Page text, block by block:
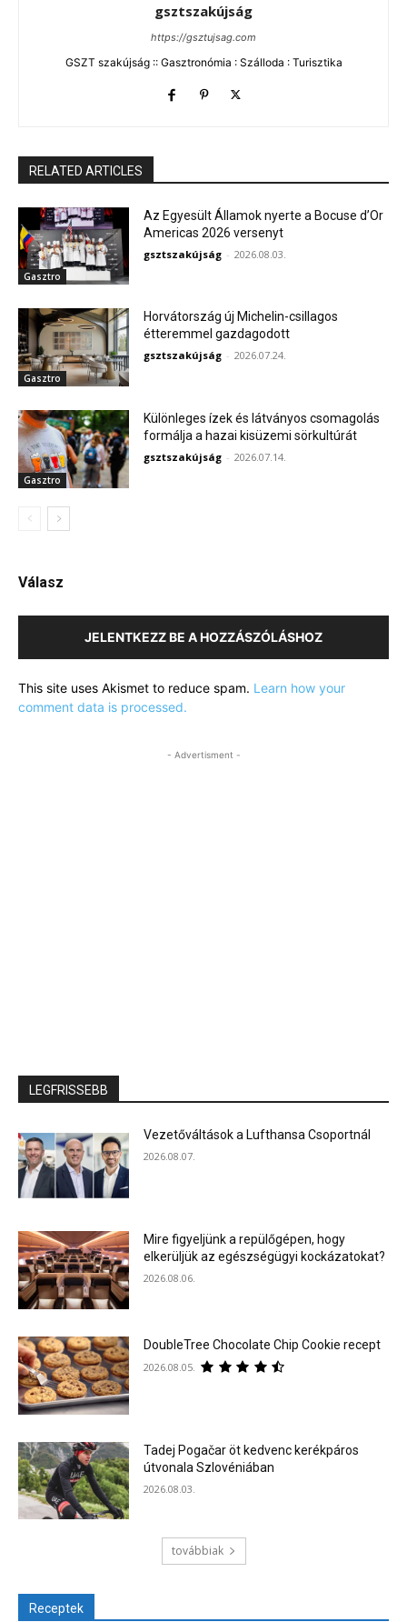
gsztszakújság
https://gsztujsag.com
GSZT szakújság :: Gasztronómia : Szálloda : Turisztika
RELATED ARTICLES
Gasztro
Az Egyesült Államok nyerte a Bocuse d’Or
Americas 2026 versenyt
gsztszakújság - 2026.08.03.
Gasztro
Horvátország új Michelin-csillagos
étteremmel gazdagodott
gsztszakújság - 2026.07.24.
Gasztro
Különleges ízek és látványos csomagolás
formálja a hazai kisüzemi sörkultúrát
gsztszakújság - 2026.07.14.
Válasz
JELENTKEZZ BE A HOZZÁSZÓLÁSHOZ
This site uses Akismet to reduce spam. Learn how your
comment data is processed.
- Advertisment -
LEGFRISSEBB
Vezetőváltások a Lufthansa Csoportnál
2026.08.07.
Mire figyeljünk a repülőgépen, hogy
elkerüljük az egészségügyi kockázatokat?
2026.08.06.
DoubleTree Chocolate Chip Cookie recept
2026.08.05.
Tadej Pogačar öt kedvenc kerékpáros
útvonala Szlovéniában
2026.08.03.
továbbiak
Receptek